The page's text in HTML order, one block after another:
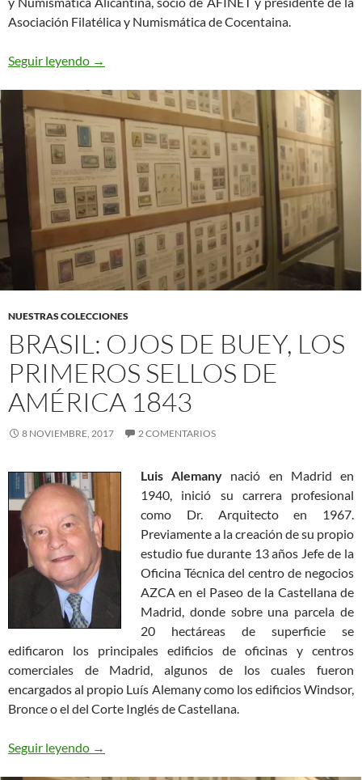
Asociación Filatélica y Numismática de Cocentaina.
Seguir leyendo El Sello del Reino de Valencia entre 1566-1875
→
NUESTRAS COLECCIONES
BRASIL: OJOS DE BUEY, LOS
PRIMEROS SELLOS DE
AMÉRICA 1843
8 NOVIEMBRE, 2017 2 COMENTARIOS
Luis Alemany nació en Madrid en
1940, inició su carrera profesional
como Dr. Arquitecto en 1967.
Previamente a la creación de su propio
estudio fue durante 13 años Jefe de la
Oficina Técnica del centro de negocios
AZCA en el Paseo de la Castellana de
Madrid, donde sobre una parcela de
20 hectáreas de superficie se
edificaron los principales edificios de oficinas y centros
comerciales de Madrid, algunos de los cuales fueron
encargados al propio Luís Alemany como los edificios Windsor,
Bronce o el del Corte Inglés de Castellana.
Seguir leyendo Brasil: Ojos de Buey, los primeros sellos de
→